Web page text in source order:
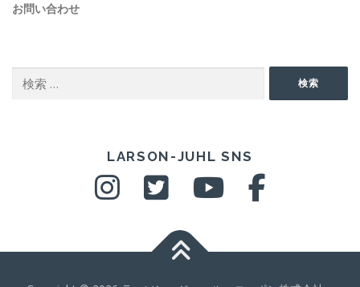
お問い合わせ
索:
検索
LARSON-JUHL SNS